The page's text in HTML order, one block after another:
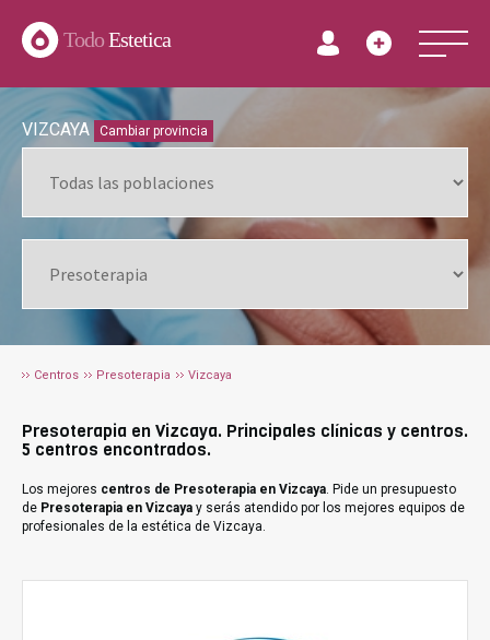
TodoEstetica
VIZCAYA Cambiar provincia
Centros Presoterapia Vizcaya
Presoterapia en Vizcaya. Principales clínicas y centros.
5 centros encontrados.
Los mejores centros de Presoterapia en Vizcaya. Pide un presupuesto
de Presoterapia en Vizcaya y serás atendido por los mejores equipos de
profesionales de la estética de Vizcaya.